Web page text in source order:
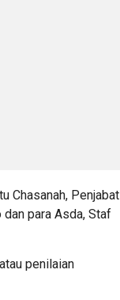
Chasanah, Penjabat
dan para Asda, Staf
penilaian